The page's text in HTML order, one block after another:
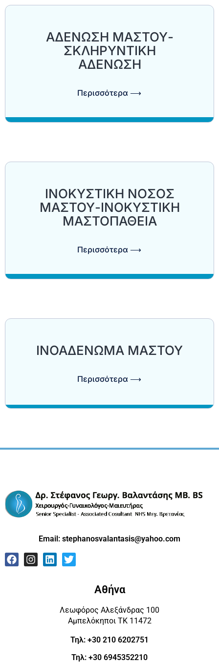
ΑΔΕΝΩΣΗ ΜΑΣΤΟΥ-
ΣΚΛΗΡΥΝΤΙΚΗ
ΑΔΕΝΩΣΗ
Περισσότερα ⟶
ΙΝΟΚΥΣΤΙΚΗ ΝΟΣΟΣ
ΜΑΣΤΟΥ-ΙΝΟΚΥΣΤΙΚΗ
ΜΑΣΤΟΠΑΘΕΙΑ
Περισσότερα ⟶
ΙΝΟΑΔΕΝΩΜΑ ΜΑΣΤΟΥ
Περισσότερα ⟶
Email: stephanosvalantasis@yahoo.com
Αθήνα
Λεωφόρος Αλεξάνδρας 100
Αμπελόκηποι ΤΚ 11472
Τηλ: +30 210 6202751
Τηλ: +30 6945352210